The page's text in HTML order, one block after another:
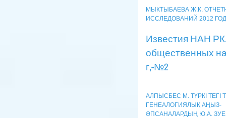
МЫКТЫБАЕВА Ж.К.
ИССЛЕДОВАНИЙ 2012
Известия НАН
общественных
г,-№2
АЛПЫСБЕС М. ТҮРКІ ТЕГІ
ГЕНЕАЛОГИЯЛЫҚ АҢЫЗ-
ӘПСАНАЛАРДЫҢ Ю.А.